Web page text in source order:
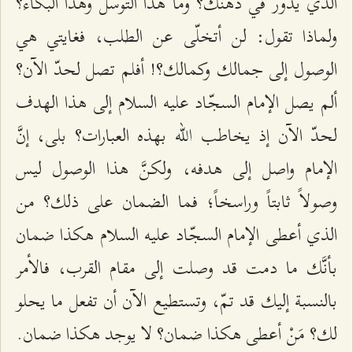
ولماذا تقول: لن أتخلّى عن الطلب، فغايتي هي
الوصول إلى جمالك وكمالك؟! أفلم تصل لحدّ الآن؟
ألم يصل الإمام السجّاد عليه السلام إلى هذا الهدف
لحدّ الآن إذ يخاطب الله بهذه العبارات؟ بلى، إنَّ
الإمام واصل إلى هدفه، ولكنَّ هذا الوصول ليس
وصولاً ثابتاً وراسخاً؛ فما الضمان على ذلك؟ من
الذي أعطى الإمام السجّاد عليه السلام هكذا ضمان
بأنَّك ما دمت قد وصلت إلى مقام القرب، فالأمر
بالنسبة إليك قد تمّ، وتستطيع الآن أن تفعل ما يحلو
لك؟ مَنْ أعطى هكذا ضمان؟ لا يوجد هكذا ضمان.